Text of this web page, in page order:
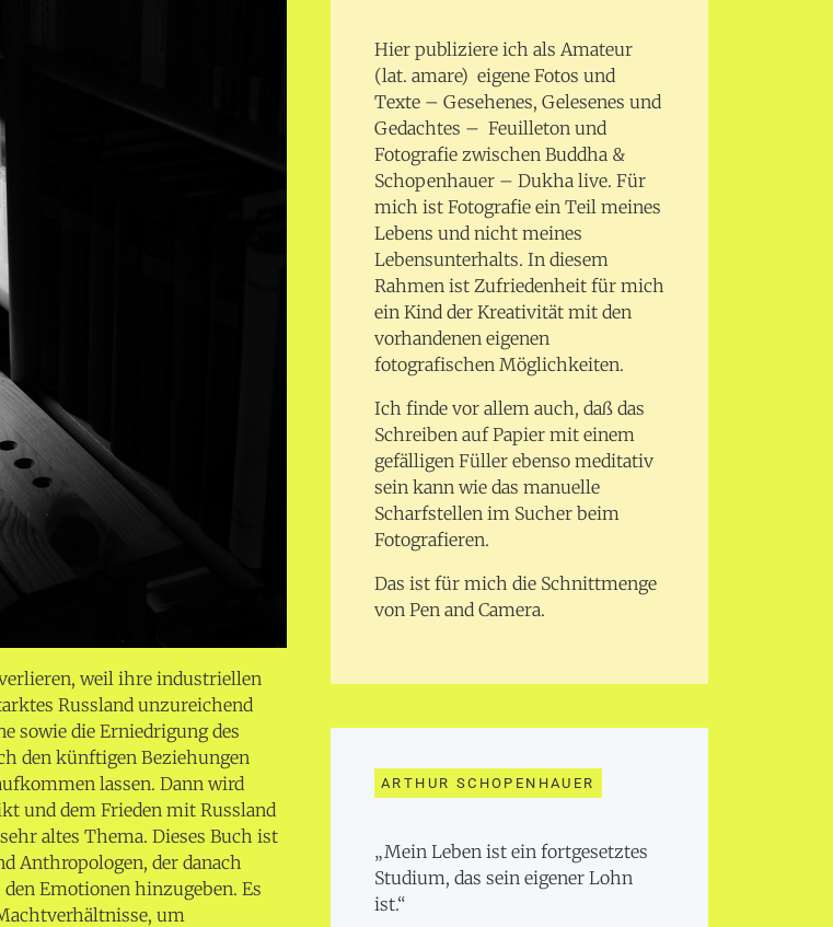
weil ihre industriellen
Russland unzureichend
sowie die Erniedrigung des
den künftigen Beziehungen
lassen. Dann wird
und dem Frieden mit Russland
altes Thema. Dieses Buch ist
Anthropologen, der danach
Emotionen hinzugeben. Es
um
Hier publiziere ich als Amateur
(lat. amare) eigene Fotos und
Texte – Gesehenes, Gelesenes und
Gedachtes – Feuilleton und
Fotografie zwischen Buddha &
Schopenhauer – Dukha live. Für
mich ist Fotografie ein Teil meines
Lebens und nicht meines
Lebensunterhalts. In diesem
Rahmen ist Zufriedenheit für mich
ein Kind der Kreativität mit den
vorhandenen eigenen
fotografischen Möglichkeiten.
Ich finde vor allem auch, daß das
Schreiben auf Papier mit einem
gefälligen Füller ebenso meditativ
sein kann wie das manuelle
Scharfstellen im Sucher beim
Fotografieren.
Das ist für mich die Schnittmenge
von Pen and Camera.
ARTHUR SCHOPENHAUER
„Mein Leben ist ein fortgesetztes
Studium, das sein eigener Lohn
ist.“